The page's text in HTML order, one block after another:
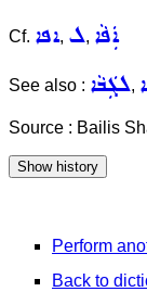
Cf. ܐܦܐ, ܠ, ܐܲܦܵܐ
See also : ܠܓܲܒܵܐ,
Source : Bailis
Perform
Back to